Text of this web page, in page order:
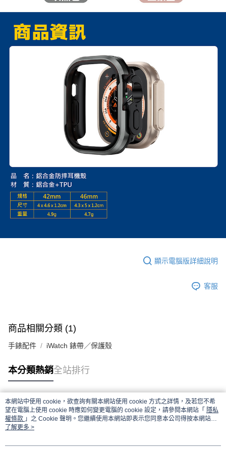
顯示電腦版詳細說明
客服
商品相關分類 (1)
手錶配件 iWatch 錶帶／保護殼
本分類熱銷全站排行
熱門標籤
本網站中使用 cookie，欲查詢有關本網站使用 cookie 方式之詳情，及若您不希
望在電腦上使用 cookie 時應如何變更電腦的 cookie 設定，請參閱本網站「 隱私
權條款 」之 Cookie 聲明。您繼續使用本網站即表示您同意本公司得按本網站使
用條款之 Cookie 聲明使用 cookie。
了解更多 >